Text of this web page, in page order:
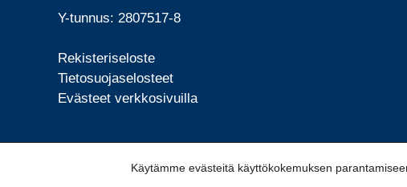
Y-tunnus: 2807517-8
Rekisteriseloste
Tietosuojaselosteet
Evästeet verkkosivuilla
Käytämme evästeitä käyttökokemuksen